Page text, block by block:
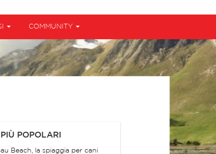
COMMUNITY
POPOLARI
Beach, la spiaggia per cani